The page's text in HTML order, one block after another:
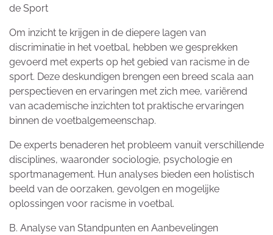
de Sport
Om inzicht te krijgen in de diepere lagen van
discriminatie in het voetbal, hebben we gesprekken
gevoerd met experts op het gebied van racisme in de
sport. Deze deskundigen brengen een breed scala aan
perspectieven en ervaringen met zich mee, variërend
van academische inzichten tot praktische ervaringen
binnen de voetbalgemeenschap.
De experts benaderen het probleem vanuit verschillende
disciplines, waaronder sociologie, psychologie en
sportmanagement. Hun analyses bieden een holistisch
beeld van de oorzaken, gevolgen en mogelijke
oplossingen voor racisme in voetbal.
B. Analyse van Standpunten en Aanbevelingen